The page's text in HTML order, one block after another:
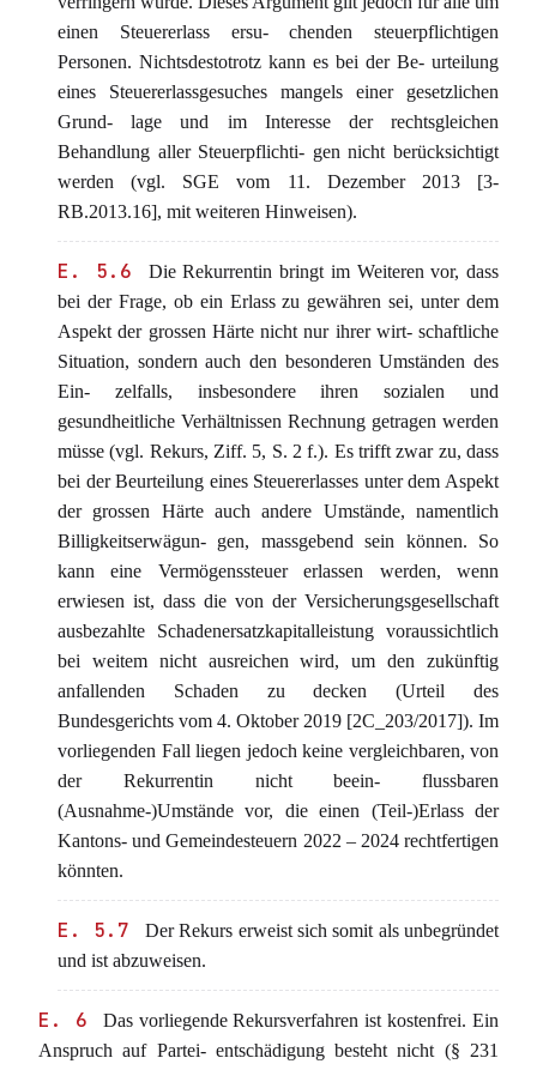
einen Steuererlass ersu- chenden steuerpflichtigen
Personen. Nichtsdestotrotz kann es bei der Be- urteilung
eines Steuererlassgesuches mangels einer gesetzlichen
Grund- lage und im Interesse der rechtsgleichen
Behandlung aller Steuerpflichti- gen nicht berücksichtigt
werden (vgl. SGE vom 11. Dezember 2013 [3-
RB.2013.16], mit weiteren Hinweisen).
E. 5.6
Die Rekurrentin bringt im Weiteren vor, dass
bei der Frage, ob ein Erlass zu gewähren sei, unter dem
Aspekt der grossen Härte nicht nur ihrer wirt- schaftliche
Situation, sondern auch den besonderen Umständen des
Ein- zelfalls, insbesondere ihren sozialen und
gesundheitliche Verhältnissen Rechnung getragen werden
müsse (vgl. Rekurs, Ziff. 5, S. 2 f.). Es trifft zwar zu, dass
bei der Beurteilung eines Steuererlasses unter dem Aspekt
der grossen Härte auch andere Umstände, namentlich
Billigkeitserwägun- gen, massgebend sein können. So
kann eine Vermögenssteuer erlassen werden, wenn
erwiesen ist, dass die von der Versicherungsgesellschaft
ausbezahlte Schadenersatzkapitalleistung voraussichtlich
bei weitem nicht ausreichen wird, um den zukünftig
anfallenden Schaden zu decken (Urteil des
Bundesgerichts vom 4. Oktober 2019 [2C_203/2017]). Im
vorliegenden Fall liegen jedoch keine vergleichbaren, von
der Rekurrentin nicht beein- flussbaren
(Ausnahme-)Umstände vor, die einen (Teil-)Erlass der
Kantons- und Gemeindesteuern 2022 – 2024 rechtfertigen
könnten.
E. 5.7
Der Rekurs erweist sich somit als unbegründet
und ist abzuweisen.
E. 6
Das vorliegende Rekursverfahren ist kostenfrei. Ein
Anspruch auf Partei- entschädigung besteht nicht (§ 231